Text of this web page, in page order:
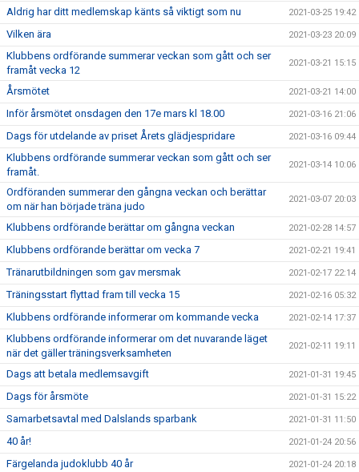
Aldrig har ditt medlemskap känts så viktigt som nu 2021-03-25 19:42
Vilken ära 2021-03-23 20:09
Klubbens ordförande summerar veckan som gått och ser
framåt vecka 12
2021-03-21 15:15
Årsmötet 2021-03-21 14:00
Inför årsmötet onsdagen den 17e mars kl 18.00 2021-03-16 21:06
Dags för utdelande av priset Årets glädjespridare 2021-03-16 09:44
Klubbens ordförande summerar veckan som gått och ser
framåt.
2021-03-14 10:06
Ordföranden summerar den gångna veckan och berättar
om när han började träna judo
2021-03-07 20:03
Klubbens ordförande berättar om gångna veckan 2021-02-28 14:57
Klubbens ordförande berättar om vecka 7 2021-02-21 19:41
Tränarutbildningen som gav mersmak 2021-02-17 22:14
Träningsstart flyttad fram till vecka 15 2021-02-16 05:32
Klubbens ordförande informerar om kommande vecka 2021-02-14 17:37
Klubbens ordförande informerar om det nuvarande läget
när det gäller träningsverksamheten
2021-02-11 19:11
Dags att betala medlemsavgift 2021-01-31 19:45
Dags för årsmöte 2021-01-31 15:22
Samarbetsavtal med Dalslands sparbank 2021-01-31 11:50
40 år! 2021-01-24 20:56
Färgelanda judoklubb 40 år 2021-01-24 20:18